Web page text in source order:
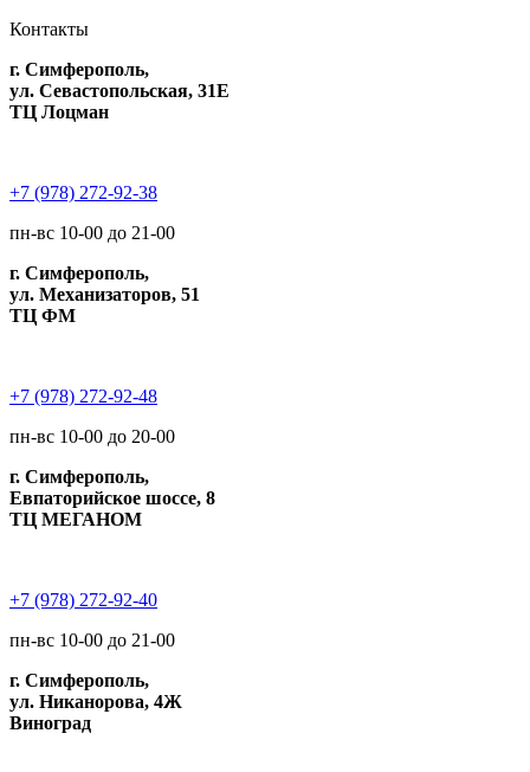
Контакты
г. Симферополь,
ул. Севастопольская, 31Е
ТЦ Лоцман
+7 (978) 272-92-38
пн-вс 10-00 до 21-00
г. Симферополь,
ул. Механизаторов, 51
ТЦ ФМ
+7 (978) 272-92-48
пн-вс 10-00 до 20-00
г. Симферополь,
Евпаторийское шоссе, 8
ТЦ МЕГАНОМ
+7 (978) 272-92-40
пн-вс 10-00 до 21-00
г. Симферополь,
ул. Никанорова, 4Ж
Виноград